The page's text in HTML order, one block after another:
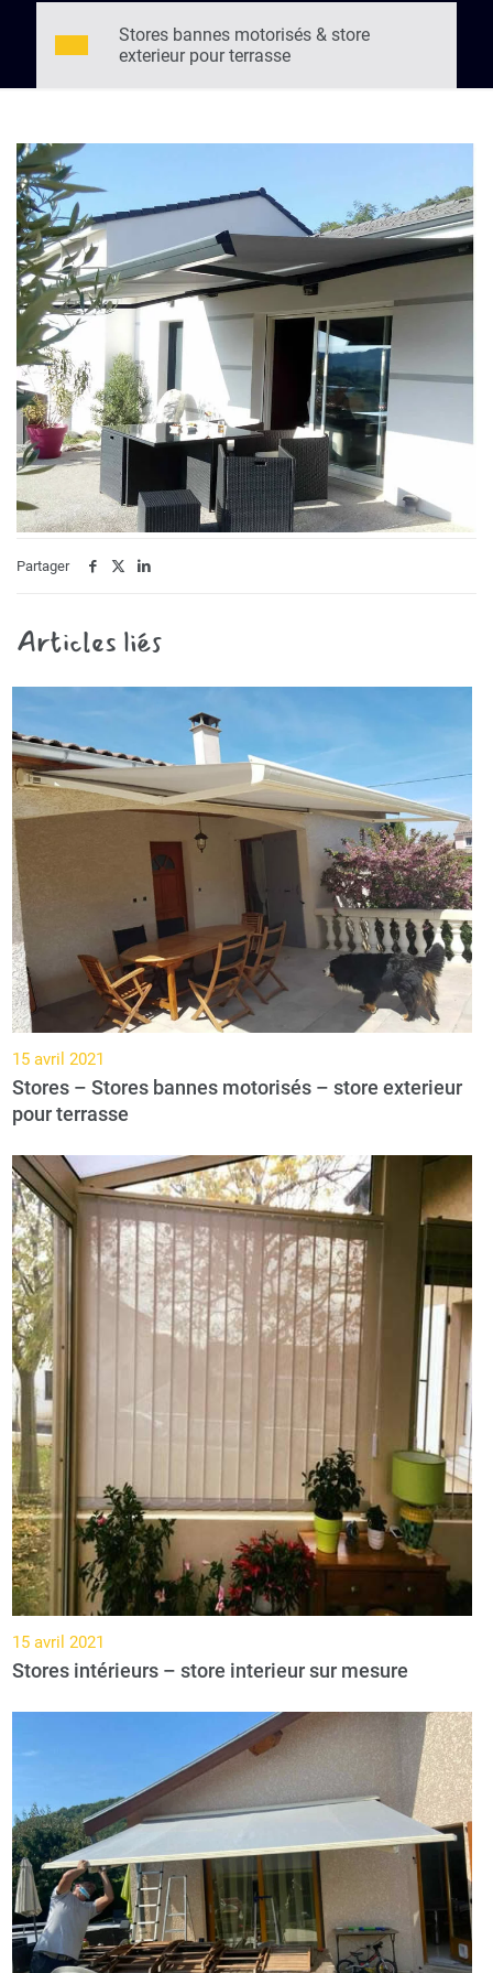
Stores bannes motorisés & store
exterieur pour terrasse
Partager
Articles liés
15 avril 2021
Stores – Stores bannes motorisés – store exterieur
pour terrasse
15 avril 2021
Stores intérieurs – store interieur sur mesure